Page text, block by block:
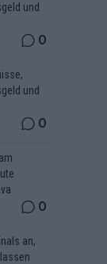
und
0
und
0
0
an,